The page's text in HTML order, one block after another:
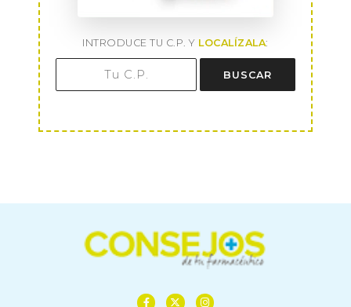
INTRODUCE TU C.P. Y LOCALÍZALA:
BUSCAR